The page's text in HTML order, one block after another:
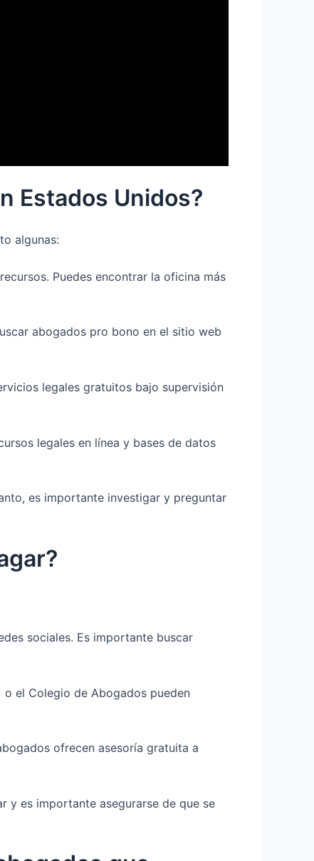
Estados Unidos?
algunas:
Puedes encontrar la oficina más
abogados pro bono en el sitio web
legales gratuitos bajo supervisión
legales en línea y bases de datos
es importante investigar y preguntar
sociales. Es importante buscar
o el Colegio de Abogados pueden
ofrecen asesoría gratuita a
y es importante asegurarse de que se